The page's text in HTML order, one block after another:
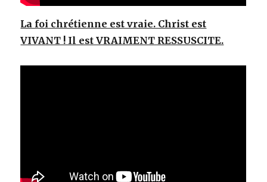
La foi chrétienne est vraie. Christ est
VIVANT ! Il est VRAIMENT RESSUSCITE.